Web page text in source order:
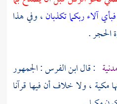
فبأي آلاء ربكما تكذبان، وفي هذا
الحجر .
: قالابن الفرس: الجمهور
مكية ، ولا خلاف أن فيها قرآنا